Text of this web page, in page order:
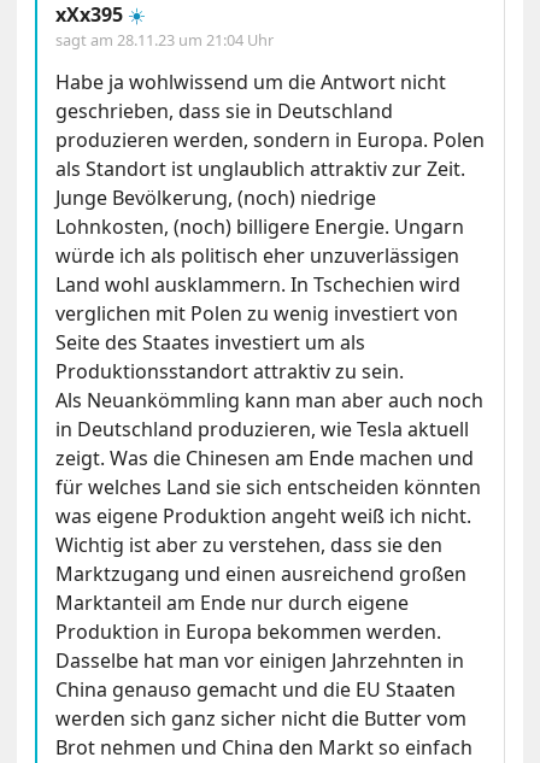
xXx395 ☀️
sagt am28.11.23 um 21:04 Uhr
Habe ja wohlwissend um die Antwort nicht
geschrieben, dass sie in Deutschland
produzieren werden, sondern in Europa. Polen
als Standort ist unglaublich attraktiv zur Zeit.
Junge Bevölkerung, (noch) niedrige
Lohnkosten, (noch) billigere Energie. Ungarn
würde ich als politisch eher unzuverlässigen
Land wohl ausklammern. In Tschechien wird
verglichen mit Polen zu wenig investiert von
Seite des Staates investiert um als
Produktionsstandort attraktiv zu sein.
Als Neuankömmling kann man aber auch noch
in Deutschland produzieren, wie Tesla aktuell
zeigt. Was die Chinesen am Ende machen und
für welches Land sie sich entscheiden könnten
was eigene Produktion angeht weiß ich nicht.
Wichtig ist aber zu verstehen, dass sie den
Marktzugang und einen ausreichend großen
Marktanteil am Ende nur durch eigene
Produktion in Europa bekommen werden.
Dasselbe hat man vor einigen Jahrzehnten in
China genauso gemacht und die EU Staaten
werden sich ganz sicher nicht die Butter vom
Brot nehmen und China den Markt so einfach